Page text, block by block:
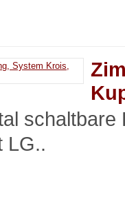
LG..